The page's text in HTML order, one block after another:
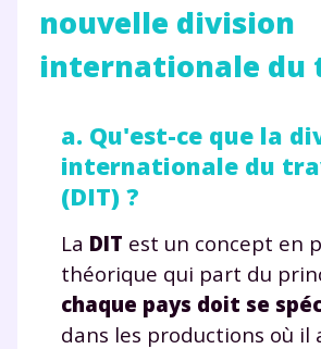
nouvelle division
internationale du
a. Qu'est-ce que la
internationale du
(DIT) ?
La DIT est un concept en
théorique qui part du
chaque pays doit se
dans les productions où il